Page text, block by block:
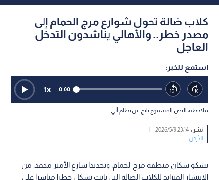
كلاب ضالة تحول شوارع مرج الحمام إلى
مصدر خطر.. والأهالي يناشدون التدخل
العاجل
استمع للخبر:
0:00
1x
ملاحظة: النص المسموع ناتج عن نظام آلي
نشر :23:14 2026/5/9
|
الأردن
يشكو سكان منطقة مرج الحمام، وتحديدا شارع الأمير محمد، من
الانتشار المتزايد للكلاب الضالة التي باتت تشكل خطرا مباشرا على